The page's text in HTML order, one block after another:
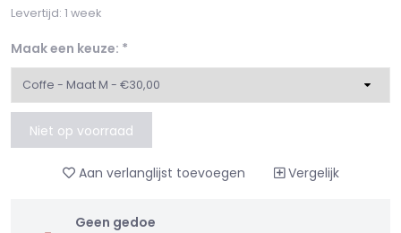
Levertijd: 1 week
Maak een keuze: *
Niet op voorraad
Aan verlanglijst toevoegen Vergelijk
Geen gedoe